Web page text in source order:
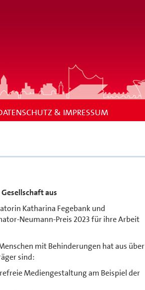
& IMPRESSUM
aus
Katharina Fegebank und
Neumann-Preis 2023 für ihre Arbeit
mit Behinderungen hat aus über
sind:
Mediengestaltung am Beispiel der